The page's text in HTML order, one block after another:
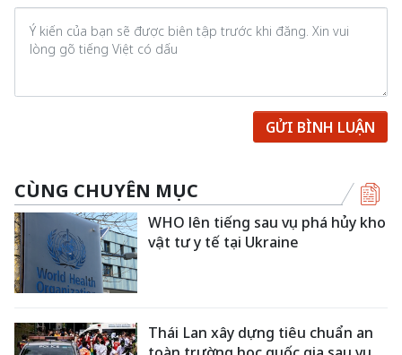
GỬI BÌNH LUẬN
CÙNG CHUYÊN MỤC
WHO lên tiếng sau vụ phá hủy kho
vật tư y tế tại Ukraine
Thái Lan xây dựng tiêu chuẩn an